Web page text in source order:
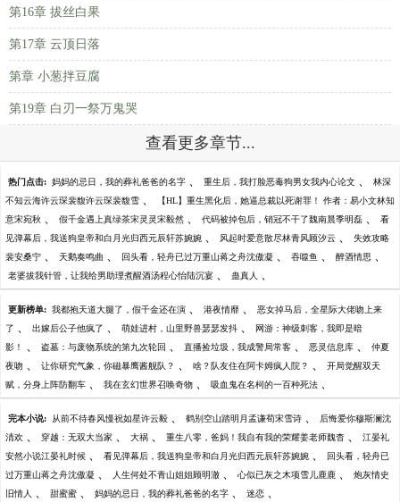
第16章 拔丝白果
第17章 云顶日落
第章 小葱拌豆腐
第19章 白刃一祭万鬼哭
查看更多章节...
热门点击: 妈妈的忌日，我的葬礼爸爸的名字 、 重生后，我打脸恶毒狗男女我内心论文 、 林深
不知云海许云琛裴馥许云琛裴馥雪 、 【HL】重生黑化后，她逼总裁以死谢罪！ 作者：易小文林知
意宋宛秋 、 假千金遇上真绿茶宋灵灵宋毅然 、 代码被掉包后，销冠不干了魏南晨季明磊 、 看
见弹幕后，我送狗皇帝和白月光归西元辰轩苏婉婉 、 风起时爱意散尽林青风顾汐云 、 失效攻略
裴安桑宁 、 天鹅奏鸣曲 、 回头看，轻舟已过万重山蒋之舟沈傲凝 、 吞噬鱼 、 醉酒情思 、
老婆拔我针管，让我给男助理煮醒酒汤程心怡陆沉宴 、 蛊真人 、
更新榜单: 我都抱天道大腿了，假千金还在演 、 港夜情靡 、 恶女掉马后，全星际大佬吻上来
了 、 出嫁后公子他疯了 、 萌娃进村，山里野兽瑟瑟发抖 、 网游：神级刺客，我即是暗
影！ 、 盗墓：与废物系统的第九次轮回 、 直播捡垃圾，我成警局常客 、 恶灵信息库 、 仲夏
夜吻 、 让你研究气象，你磁暴鹰酱舰队？ 、 啥？队友住在阿卡姆疯人院？ 、 开局觉醒双天
赋，分身上阵防翻车 、 我在玄幻世界召唤奇物 、 吸血鬼在名柯的一百种死法 、
完本小说: 从前不待春风慢祝如星许云毅 、 鹤别空山踏明月孟谦荀宋雪诗 、 后悔爱你穆斯澜沈
清欢 、 穿越：无双大当家 、 大祸 、 重生八零，爸妈！我自有我的荣耀姜老师魏杳 、 江晏礼
安然小说江晏礼时候 、 看见弹幕后，我送狗皇帝和白月光归西元辰轩苏婉婉 、 回头看，轻舟已
过万重山蒋之舟沈傲凝 、 人生何处不青山姐姐顾明澈 、 心似已灰之木项雪儿鹿鹿 、 炮灰情史
旧情人 、 甜蜜蜜 、 妈妈的忌日，我的葬礼爸爸的名字 、 迷恋 、